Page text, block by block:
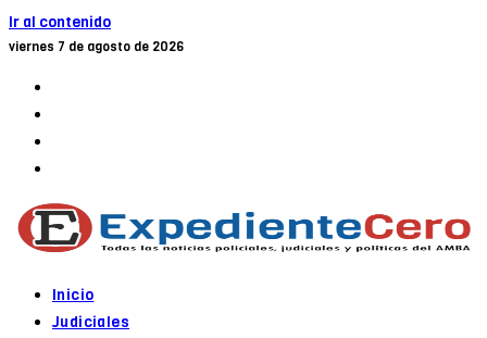
Ir al contenido
viernes 7 de agosto de 2026
Inicio
Judiciales